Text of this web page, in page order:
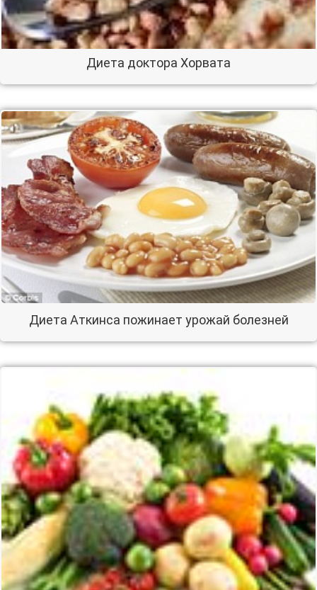
Диета доктора Хорвата
Диета Аткинса пожинает урожай болезней